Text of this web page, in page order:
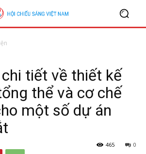
tiết về thiết kế
thể và cơ chế
một số dự án
0
465